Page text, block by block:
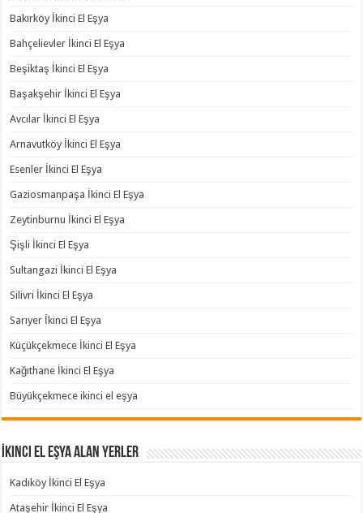
Bakırköy İkinci El Eşya
Bahçelievler İkinci El Eşya
Beşiktaş İkinci El Eşya
Başakşehir İkinci El Eşya
Avcılar İkinci El Eşya
Arnavutköy İkinci El Eşya
Esenler İkinci El Eşya
Gaziosmanpaşa İkinci El Eşya
Zeytinburnu İkinci El Eşya
Şişli İkinci El Eşya
Sultangazi İkinci El Eşya
Silivri İkinci El Eşya
Sarıyer İkinci El Eşya
Küçükçekmece İkinci El Eşya
Kağıthane İkinci El Eşya
Büyükçekmece ikinci el eşya
İkinci El Eşya Alan Yerler
Kadıköy İkinci El Eşya
Ataşehir İkinci El Eşya